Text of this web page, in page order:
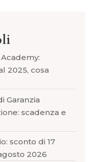
2025, cosa
Garanzia
scadenza e
sconto di 17
2026